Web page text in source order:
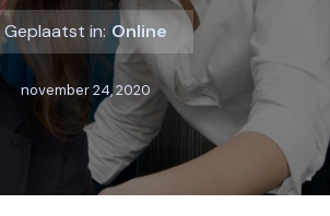
Geplaatst in: Online
november 24, 2020